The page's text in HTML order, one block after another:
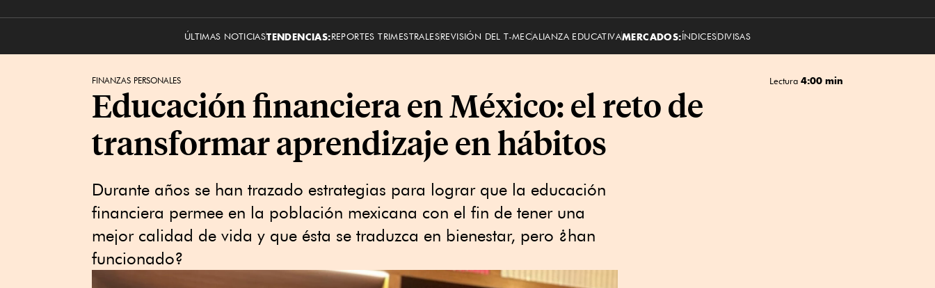
ÚLTIMAS NOTICIASTENDENCIAS:REPORTES TRIMESTRALESREVISIÓN DEL T-MECALIANZA EDUCATIVAMERCADOS:ÍNDICESDIVISAS
FINANZAS PERSONALES Lectura 4:00 min
Educación financiera en México: el reto de
transformar aprendizaje en hábitos
Durante años se han trazado estrategias para lograr que la educación
financiera permee en la población mexicana con el fin de tener una
mejor calidad de vida y que ésta se traduzca en bienestar, pero ¿han
funcionado?